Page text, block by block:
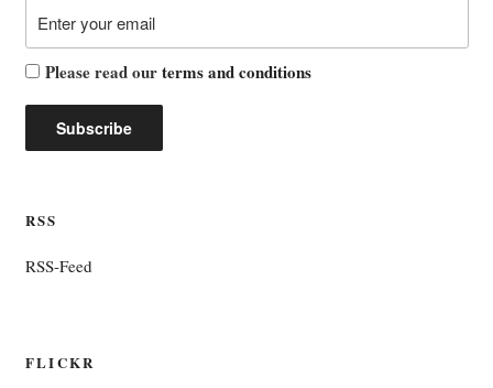
Please read ourterms and conditions
RSS
RSS-Feed
FLICKR